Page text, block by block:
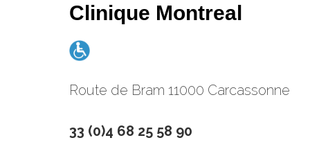
Clinique Montreal
Route de Bram 11000 Carcassonne
33 (0)4 68 25 58 90